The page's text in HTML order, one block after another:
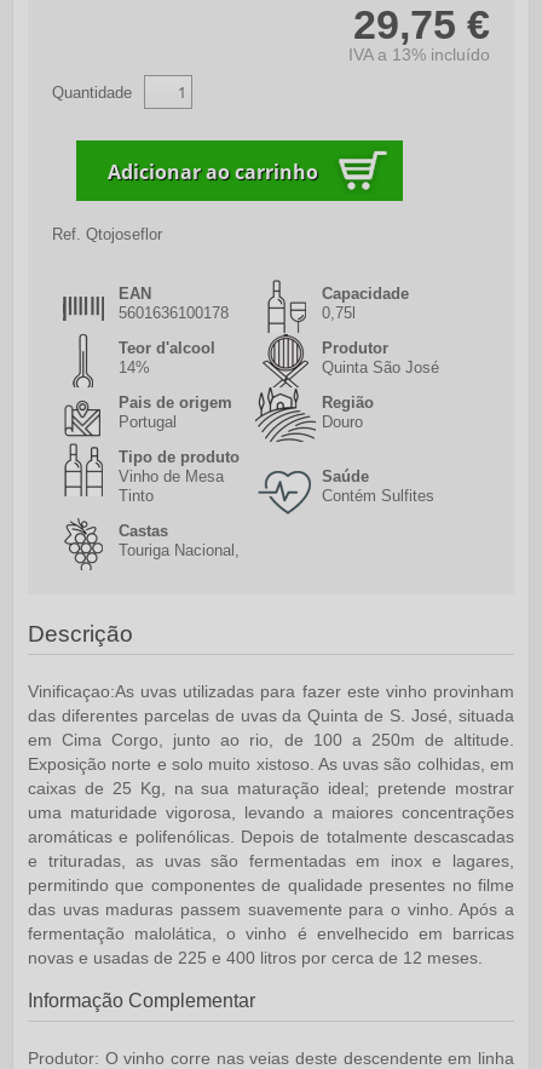
29,75 €
IVA a 13% incluído
Quantidade
Ref. Qtojoseflor
EAN
5601636100178
Capacidade
0,75l
Teor d'alcool
14%
Produtor
Quinta São José
Pais de origem
Portugal
Região
Douro
Tipo de produto
Vinho de Mesa
Tinto
Saúde
Contém Sulfites
Castas
Touriga Nacional,
Descrição
Vinificaçao:As uvas utilizadas para fazer este vinho provinham
das diferentes parcelas de uvas da Quinta de S. José, situada
em Cima Corgo, junto ao rio, de 100 a 250m de altitude.
Exposição norte e solo muito xistoso. As uvas são colhidas, em
caixas de 25 Kg, na sua maturação ideal; pretende mostrar
uma maturidade vigorosa, levando a maiores concentrações
aromáticas e polifenólicas. Depois de totalmente descascadas
e trituradas, as uvas são fermentadas em inox e lagares,
permitindo que componentes de qualidade presentes no filme
das uvas maduras passem suavemente para o vinho. Após a
fermentação malolática, o vinho é envelhecido em barricas
novas e usadas de 225 e 400 litros por cerca de 12 meses.
Informação Complementar
Produtor: O vinho corre nas veias deste descendente em linha